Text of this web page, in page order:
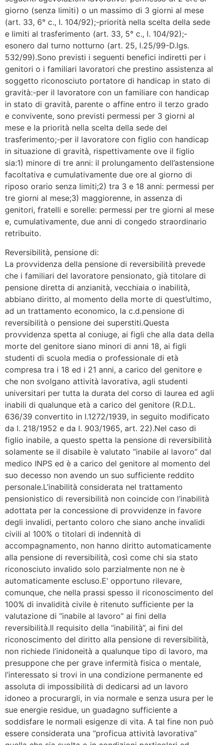
giorno (senza limiti) o un massimo di 3 giorni al mese
(art. 33, 6° c., l. 104/92);-priorità nella scelta della sede
e limiti al trasferimento (art. 33, 5° c., l. 104/92);-
esonero dal turno notturno (art. 25, l.25/99-D.lgs.
532/99).Sono previsti i seguenti benefici indiretti per i
genitori o i familiari lavoratori che prestino assistenza al
soggetto riconosciuto portatore di handicap in stato di
gravità:-per il lavoratore con un familiare con handicap
in stato di gravità, parente o affine entro il terzo grado
e convivente, sono previsti permessi per 3 giorni al
mese e la priorità nella scelta della sede del
trasferimento;-per il lavoratore con figlio con handicap
in situazione di gravità, rispettivamente ove il figlio
sia:1) minore di tre anni: il prolungamento dell’astensione
facoltativa e cumulativamente due ore al giorno di
riposo orario senza limiti;2) tra 3 e 18 anni: permessi per
tre giorni al mese;3) maggiorenne, in assenza di
genitori, fratelli e sorelle: permessi per tre giorni al mese
e, cumulativamente, due anni di congedo straordinario
retribuito.
Reversibilità, pensione di:
La provvidenza della pensione di reversibilità prevede
che i familiari del lavoratore pensionato, già titolare di
pensione diretta di anzianità, vecchiaia o inabilità,
abbiano diritto, al momento della morte di quest’ultimo,
ad un trattamento economico, la c.d.pensione di
reversibilità o pensione dei superstiti.Questa
provvidenza spetta al coniuge, ai figli che alla data della
morte del genitore siano minori di anni 18, ai figli
studenti di scuola media o professionale di età
compresa tra i 18 ed i 21 anni, a carico del genitore e
che non svolgano attività lavorativa, agli studenti
universitari per tutta la durata del corso di laurea ed agli
inabili di qualunque età a carico del genitore (R.D.L.
636/39 convertito in l.1272/1939, in seguito modificato
da l. 218/1952 e da l. 903/1965, art. 22).Nel caso di
figlio inabile, a questo spetta la pensione di reversibilità
solamente se il disabile è valutato “inabile al lavoro” dal
medico INPS ed è a carico del genitore al momento del
suo decesso non avendo un suo sufficiente reddito
personale.L’inabilità considerata nel trattamento
pensionistico di reversibilità non coincide con l’inabilità
adottata per la concessione di provvidenze in favore
degli invalidi, pertanto coloro che siano anche invalidi
civili al 100% o titolari di indennità di
accompagnamento, non hanno diritto automaticamente
alla pensione di reversibilità, così come chi sia stato
riconosciuto invalido solo parzialmente non ne è
automaticamente escluso.E’ opportuno rilevare,
comunque, che nella prassi spesso il riconoscimento del
100% di invalidità civile è ritenuto sufficiente per la
valutazione di “inabile al lavoro” ai fini della
reversibilità.Il requisito della “inabilità”, ai fini del
riconoscimento del diritto alla pensione di reversibilità,
non richiede l’inidoneità a qualunque tipo di lavoro, ma
presuppone che per grave infermità fisica o mentale,
l’interessato si trovi in una condizione permanente ed
assoluta di impossibilità di dedicarsi ad un lavoro
idoneo a procurargli, in via normale e senza usura per le
sue energie residue, un guadagno sufficiente a
soddisfare le normali esigenze di vita. A tal fine non può
essere considerata una “proficua attività lavorativa”